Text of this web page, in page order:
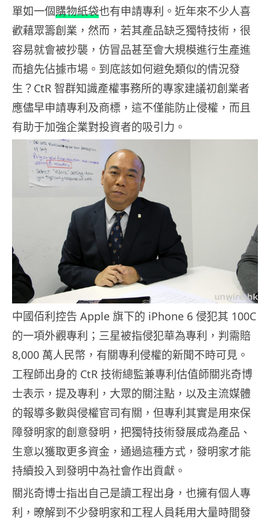
單如一個購物紙袋也有申請專利。近年來不少人喜
歡藉眾籌創業，然而，若其產品缺乏獨特技術，很
容易就會被抄襲，仿冒品甚至會大規模進行生產進
而搶先佔據市場。到底該如何避免類似的情況發
生？CtR 智群知識產權事務所的專家建議初創業者
應儘早申請專利及商標，這不僅能防止侵權，而且
有助于加強企業對投資者的吸引力。
中國佰利控告 Apple 旗下的 iPhone 6 侵犯其 100C
的一項外觀專利；三星被指侵犯華為專利，判需賠
8,000 萬人民幣，有關專利侵權的新聞不時可見。
工程師出身的 CtR 技術總監兼專利估值師關兆奇博
士表示，提及專利，大眾的關注點，以及主流媒體
的報導多數與侵權官司有關，但專利其實是用來保
障發明家的創意發明，把獨特技術發展成為產品、
生意以獲取更多資金，通過這種方式，發明家才能
持續投入到發明中為社會作出貢獻。
關兆奇博士指出自己是讀工程出身，也擁有個人專
利，暸解到不少發明家和工程人員耗用大量時間發